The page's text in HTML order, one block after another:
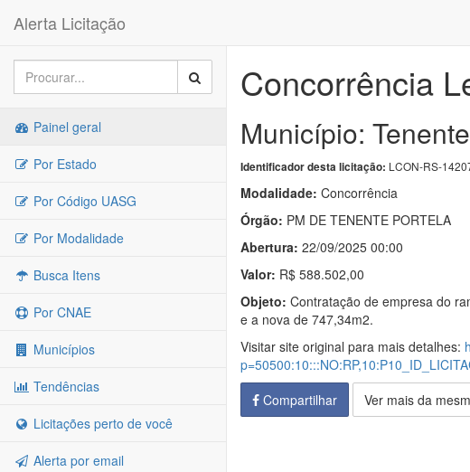
Alerta Licitação
Painel geral
Por Estado
Por Código UASG
Por Modalidade
Busca Itens
Por CNAE
Municípios
Tendências
Licitações perto de você
Alerta por email
Concorrência
Município:
Identificador desta licitação: LCON-RS-
Modalidade: Concorrência
Órgão: PM DE TENENTE PORTELA
Abertura: 22/09/2025 00:00
Valor: R$ 588.502,00
Objeto: Contratação de empresa do
e a nova de 747,34m2.
Visitar site original para mais detalhes:
Compartilhar
Ver mais da